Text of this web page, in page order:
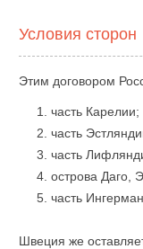
Условия сторон
Этим договором
часть Карелии;
часть
часть
острова Даго,
часть
Швеция же